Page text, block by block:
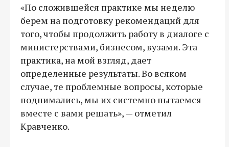
«По сложившейся практике мы неделю
берем на подготовку рекомендаций для
того, чтобы продолжить работу в диалоге с
министерствами, бизнесом, вузами. Эта
практика, на мой взгляд, дает
определенные результаты. Во всяком
случае, те проблемные вопросы, которые
поднимались, мы их системно пытаемся
вместе с вами решать», — отметил
Кравченко.